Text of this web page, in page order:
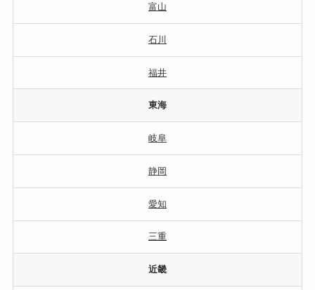
富山
石川
福井
東海
岐阜
静岡
愛知
三重
近畿